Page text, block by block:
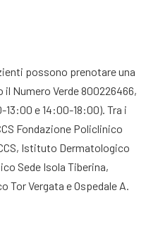
possono prenotare una
Numero Verde 800226466,
e 14:00-18:00). Tra i
Fondazione Policlinico
Istituto Dermatologico
Sede Isola Tiberina,
Tor Vergata e Ospedale A.